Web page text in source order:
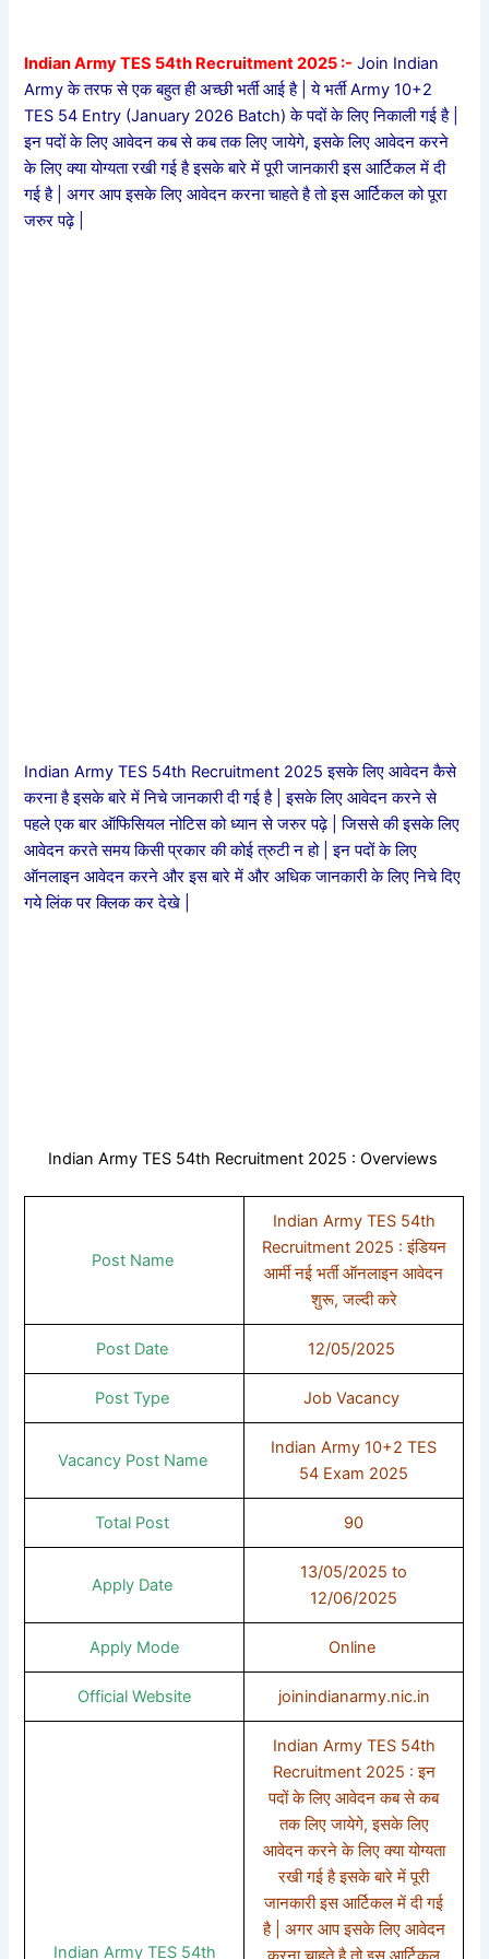
Indian Army TES 54th Recruitment 2025 :- Join Indian
Army के तरफ से एक बहुत ही अच्छी भर्ती आई है | ये भर्ती Army 10+2
TES 54 Entry (January 2026 Batch) के पदों के लिए निकाली गई है |
इन पदों के लिए आवेदन कब से कब तक लिए जायेगे, इसके लिए आवेदन करने
के लिए क्या योग्यता रखी गई है इसके बारे में पूरी जानकारी इस आर्टिकल में दी
गई है | अगर आप इसके लिए आवेदन करना चाहते है तो इस आर्टिकल को पूरा
जरुर पढ़े |
Indian Army TES 54th Recruitment 2025 इसके लिए आवेदन कैसे
करना है इसके बारे में निचे जानकारी दी गई है | इसके लिए आवेदन करने से
पहले एक बार ऑफिसियल नोटिस को ध्यान से जरुर पढ़े | जिससे की इसके लिए
आवेदन करते समय किसी प्रकार की कोई त्रुटी न हो | इन पदों के लिए
ऑनलाइन आवेदन करने और इस बारे में और अधिक जानकारी के लिए निचे दिए
गये लिंक पर क्लिक कर देखे |
Indian Army TES 54th Recruitment 2025 : Overviews
Post Name
Indian Army TES 54th
Recruitment 2025 : इंडियन
आर्मी नई भर्ती ऑनलाइन आवेदन
शुरू, जल्दी करे
Post Date 12/05/2025
Post Type Job Vacancy
Vacancy Post Name
Indian Army 10+2 TES
54 Exam 2025
Total Post 90
Apply Date
13/05/2025 to
12/06/2025
Apply Mode Online
Official Website joinindianarmy.nic.in
Indian Army TES 54th
Indian Army TES 54th
Recruitment 2025 : इन
पदों के लिए आवेदन कब से कब
तक लिए जायेगे, इसके लिए
आवेदन करने के लिए क्या योग्यता
रखी गई है इसके बारे में पूरी
जानकारी इस आर्टिकल में दी गई
है | अगर आप इसके लिए आवेदन